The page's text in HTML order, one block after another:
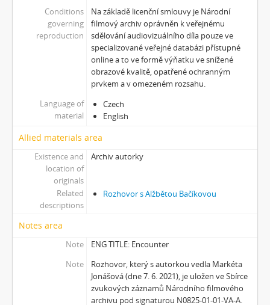
[Subseries] MHD – Bus
[Subseries] Cesta
[Subseries] Der kleine Blonde und sein roter Koffer
[Subseries] Miss Krimi
[Subseries] Vteřina za vteřinou
[Subseries] Obrázky
[Subseries] Grátis punč
[Subseries] Jízda
[Subseries] Naše okrasné zahrádky – Unsere Gärten
[Subseries] Našla v lese
[Subseries] Karamel je cukr, co už se neuzdraví
[Subseries] Konec jedince
[Subseries] Míchačka
[Subseries] Kapusta
[Subseries] Turista
[Subseries] Dům daleko
[Subseries] Suchá u Nejdku
[Subseries] Wilsonova svatba
[Subseries] Džbány Franze Maxery v hospodě U Lojzy
Conditions
governing
reproduction
Na základě licenční smlouvy je Národní
filmový archiv oprávněn k veřejnému
sdělování audiovizuálního díla pouze ve
specializované veřejné databázi přístupné
online a to ve formě výňatku ve snížené
obrazové kvalitě, opatřené ochranným
prvkem a v omezeném rozsahu.
Language of
material
Czech
English
Allied materials area
Existence and
location of
originals
Archiv autorky
Related
descriptions
Rozhovor s Alžbětou Bačíkovou
Notes area
Note
ENG TITLE: Encounter
Note
Rozhovor, který s autorkou vedla Markéta
Jonášová (dne 7. 6. 2021), je uložen ve Sbírce
zvukových záznamů Národního filmového
archivu pod signaturou N0825-01-01-VA-A.